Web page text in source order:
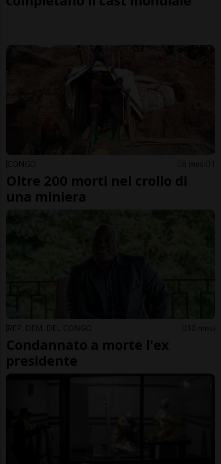
CONGO 6 mesi 1
Oltre 200 morti nel crollo di
una miniera
REP. DEM. DEL CONGO 10 mesi
Condannato a morte l'ex
presidente